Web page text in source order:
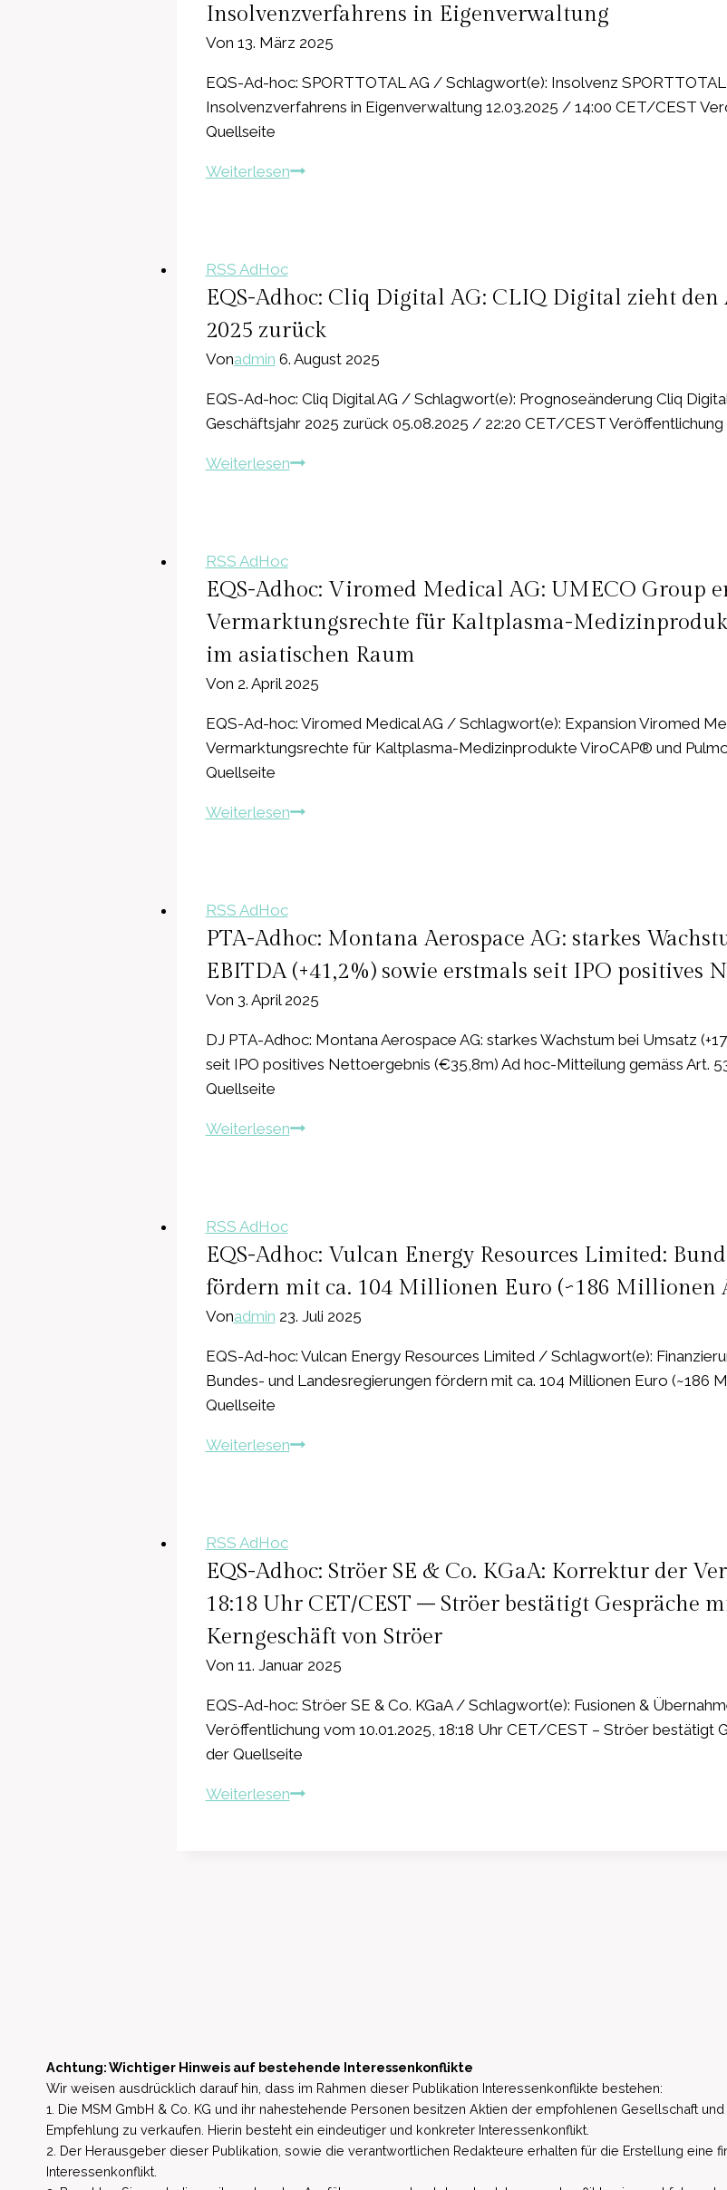
Insolvenzverfahrens in Eigenverwaltung
Von 13. März 2025
EQS-Ad-hoc: SPORTTOTAL AG / Schlagwort(e): Insolvenz
Insolvenzverfahrens in Eigenverwaltung 12.03.2025 / 14:00 CET/CEST
Quellseite
WeiterlesenEQS-
stellt
Antrag
auf
Eröffnung
eines
Insolvenzverfahrens
Eigenverwaltung
RSS AdHoc
EQS-Adhoc: Cliq Digital AG: CLIQ Digital zieht
2025 zurück
Vonadmin 6. August 2025
EQS-Ad-hoc: Cliq Digital AG / Schlagwort(e): Prognoseänderung Cliq
Geschäftsjahr 2025 zurück 05.08.2025 / 22:20 CET/CEST
WeiterlesenEQS-
CLIQ
zieht
den
Ausblick
das
Geschäftsjahr
zurück
RSS AdHoc
EQS-Adhoc: Viromed Medical AG: UMECO Group
Vermarktungsrechte für Kaltplasma-
im asiatischen Raum
Von 2. April 2025
EQS-Ad-hoc: Viromed Medical AG / Schlagwort(e): Expansion Viromed
Vermarktungsrechte für Kaltplasma-Medizinprodukte ViroCAP® und
Quellseite
WeiterlesenEQS-
UMECO
Group
erwirbt
exklusive
Vermarktungsrechte
für
ViroCAP®
Raum
RSS AdHoc
PTA-Adhoc: Montana Aerospace AG: starkes
EBITDA (+41,2%) sowie erstmals seit IPO positives
Von 3. April 2025
DJ PTA-Adhoc: Montana Aerospace AG: starkes Wachstum bei Umsatz
seit IPO positives Nettoergebnis (€35,8m) Ad hoc-Mitteilung gemäss Art.
Quellseite
WeiterlesenPTA-
starkes
bei
Umsatz
(+17,6%)
&
(+41,2%)
positives
Nettoergebnis
(€35,8m)
RSS AdHoc
EQS-Adhoc: Vulcan Energy Resources Limited:
fördern mit ca. 104 Millionen Euro (~186
Vonadmin 23. Juli 2025
EQS-Ad-hoc: Vulcan Energy Resources Limited / Schlagwort(e):
Bundes- und Landesregierungen fördern mit ca. 104 Millionen Euro (~186
Quellseite
WeiterlesenEQS-
Limited:
und
Landesregierungen
fördern
ca.
104
Millionen
Euro
RSS AdHoc
EQS-Adhoc: Ströer SE & Co. KGaA: Korrektur der
18:18 Uhr CET/CEST – Ströer bestätigt Gespräche
Kerngeschäft von Ströer
Von 11. Januar 2025
EQS-Ad-hoc: Ströer SE & Co. KGaA / Schlagwort(e): Fusionen &
Veröffentlichung vom 10.01.2025, 18:18 Uhr CET/CEST – Ströer bestätigt
der Quellseite
WeiterlesenEQS-
10.01.2025,
18:18
Uhr
CET/CEST
–
Ströer
Achtung: Wichtiger Hinweis auf bestehende Interessenkonflikte
Wir weisen ausdrücklich darauf hin, dass im Rahmen dieser Publikation Interessenkonflikte bestehen:
1. Die MSM GmbH & Co. KG und ihr nahestehende Personen besitzen Aktien der empfohlenen Gesellschaft
Empfehlung zu verkaufen. Hierin besteht ein eindeutiger und konkreter Interessenkonflikt.
2. Der Herausgeber dieser Publikation, sowie die verantwortlichen Redakteure erhalten für die Erstellung eine
Interessenkonflikt.